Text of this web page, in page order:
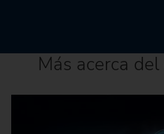
Más acerca del